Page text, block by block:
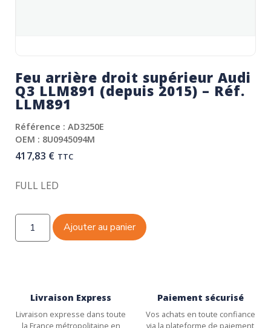
Feu arrière droit supérieur Audi
Q3 LLM891 (depuis 2015) – Réf.
LLM891
Référence : AD3250E
OEM : 8U0945094M
417,83 € TTC
FULL LED
Ajouter au panier
Livraison Express
Livraison expresse dans toute
la France métropolitaine en
Paiement sécurisé
Vos achats en toute confiance
via la plateforme de paiement